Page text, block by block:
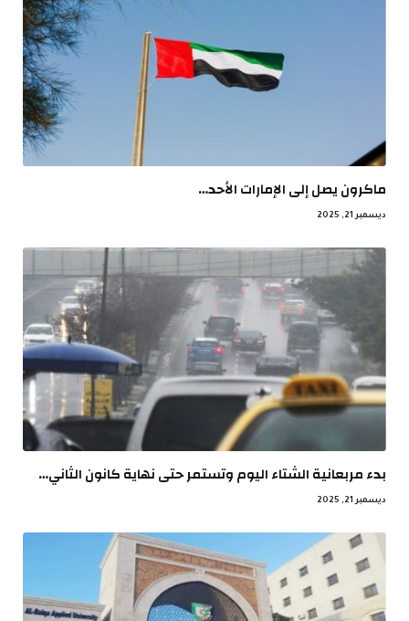
ماكرون يصل إلى الإمارات الأحد…
ديسمبر 21, 2025
بدء مربعانية الشتاء اليوم وتستمر حتى نهاية كانون الثاني…
ديسمبر 21, 2025